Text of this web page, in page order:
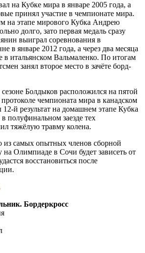
на Кубке мира в январе 2005 года, а
принял участие в чемпионате мира.
на этапе мирового Кубка Андрею
долго, зато первая медаль сразу
выиграл соревнования в
в январе 2012 года, а через два месяца
в итальянском Вальмаленко. По итогам
занял второе место в зачёте борд-
Болдыков расположился на пятой
чемпионата мира в канадском
й результат на домашнем этапе Кубка
полуфинальном заезде тех
тяжёлую травму колена.
из самых опытных членов сборной
на Олимпиаде в Сочи будет зависеть от
восстановиться после
Бордеркросс